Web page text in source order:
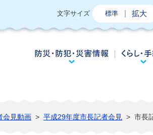
文字サイズ 標準 拡大
防災・防
会見動画 > 平成29年度市長記者会見 > 市長